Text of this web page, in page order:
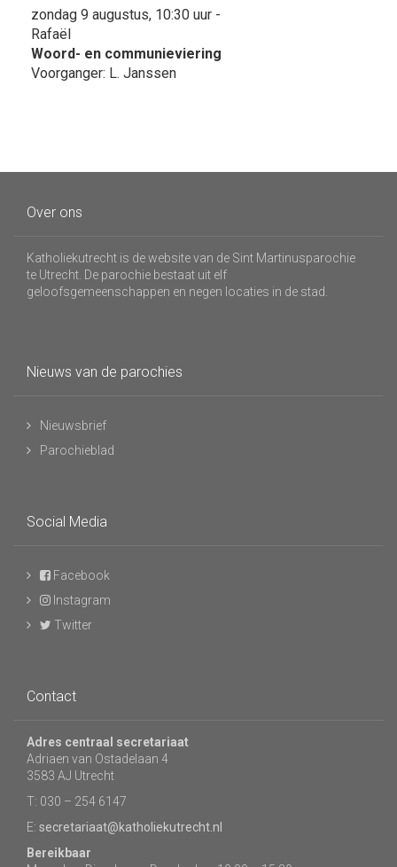
zondag 9 augustus, 10:30 uur -
Rafaël
Woord- en communieviering
Voorganger: L. Janssen
Over ons
Katholiekutrecht is de website van de Sint Martinusparochie
te Utrecht. De parochie bestaat uit elf
geloofsgemeenschappen en negen locaties in de stad.
Nieuws van de parochies
Nieuwsbrief
Parochieblad
Social Media
Facebook
Instagram
Twitter
Contact
Adres centraal secretariaat
Adriaen van Ostadelaan 4
3583 AJ Utrecht
T: 030 – 254 6147
E: secretariaat@katholiekutrecht.nl
Bereikbaar